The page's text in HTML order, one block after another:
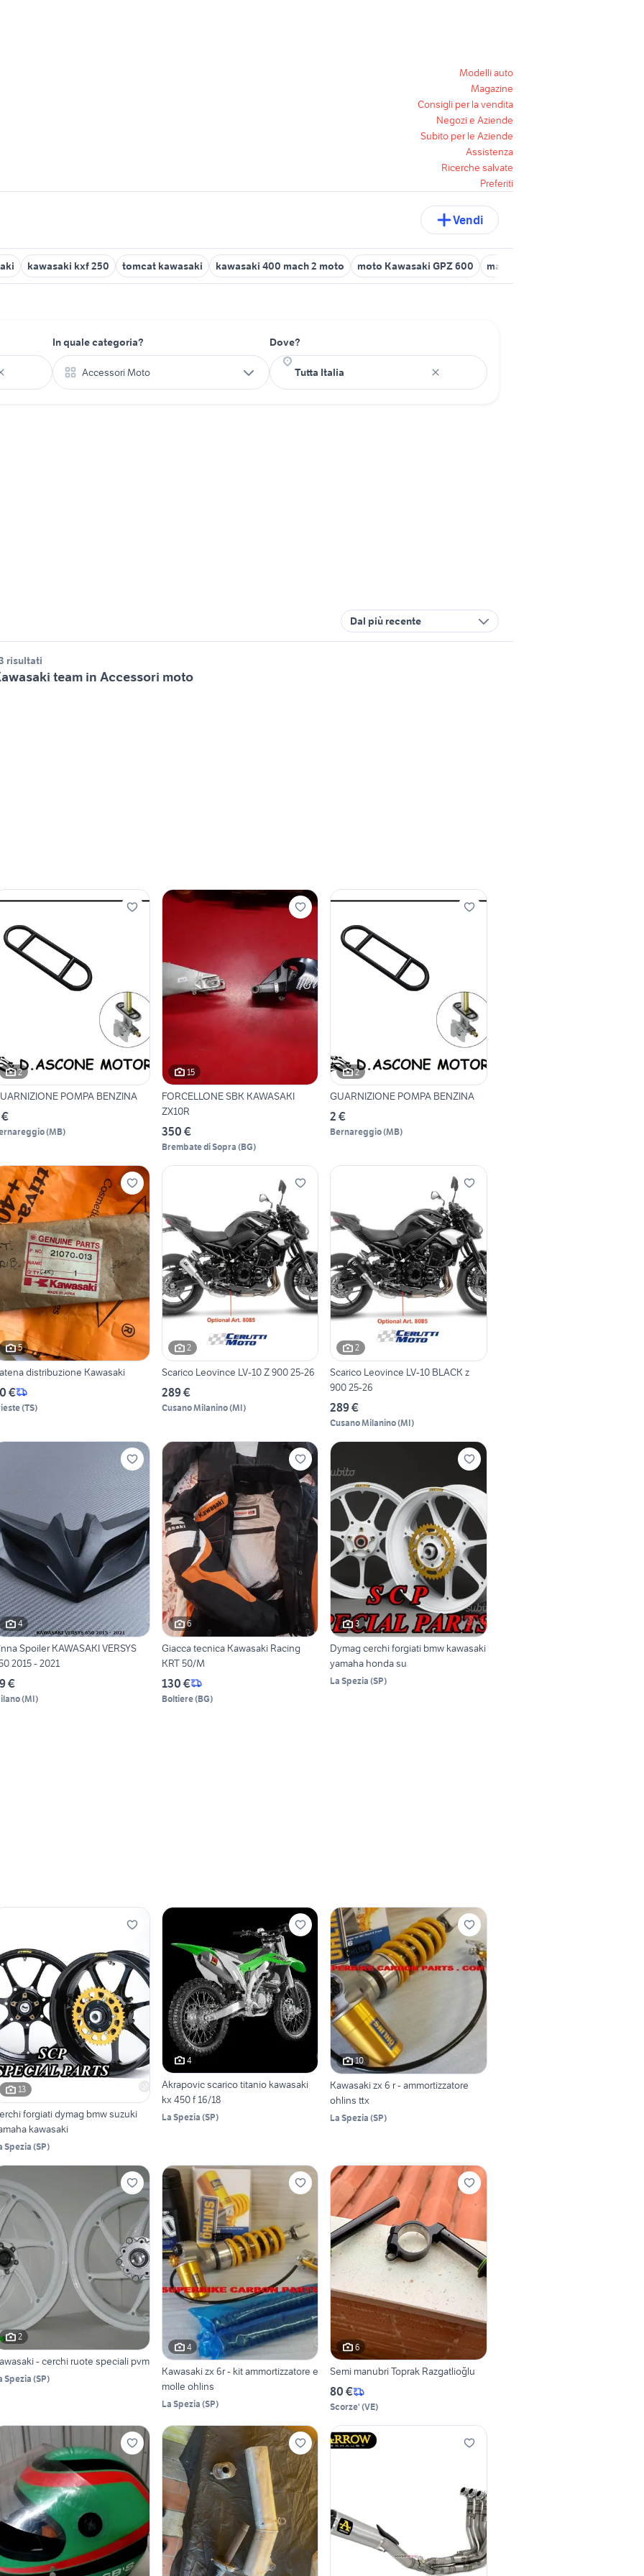
Modelli auto
Magazine
Consigli per la vendita
Negozi e Aziende
Subito per le Aziende
Assistenza
Ricerche salvate
Preferiti
Vendi
kawasaki kxf 250 tomcat kawasaki kawasaki 400 mach 2 moto moto Kawasaki GPZ 600 marmitta malossi mhr team
In quale categoria?
Accessori Moto
Dove?
Dal più recente
risultati
team in Accessori moto
2
POMPA BENZINA
(MB)
15
FORCELLONE SBK KAWASAKI
ZX10R
350 €
Brembate di Sopra (BG)
2
GUARNIZIONE POMPA BENZINA
2 €
Bernareggio(MB)
5
distribuzione Kawasaki
€
(TS)
2
Scarico Leovince LV-10 Z 900 25-26
289 €
Cusano Milanino(MI)
2
Scarico Leovince LV-10 BLACK z
900 25-26
289 €
Cusano Milanino(MI)
4
Spoiler KAWASAKI VERSYS
2015 - 2021
€
(MI)
6
Giacca tecnica Kawasaki Racing
KRT 50/M
130 €
Boltiere(BG)
3
Dymag cerchi forgiati bmw kawasaki
yamaha honda su
La Spezia (SP)
13
forgiati dymag bmw suzuki
kawasaki
Spezia (SP)
4
Akrapovic scarico titanio kawasaki
kx 450 f 16/18
La Spezia (SP)
10
Kawasaki zx 6 r - ammortizzatore
ohlins ttx
La Spezia (SP)
2
- cerchi ruote speciali pvm
Spezia (SP)
4
Kawasaki zx 6r - kit ammortizzatore e
molle ohlins
La Spezia (SP)
6
Semi manubri Toprak Razgatlioğlu
80 €
Scorze' (VE)